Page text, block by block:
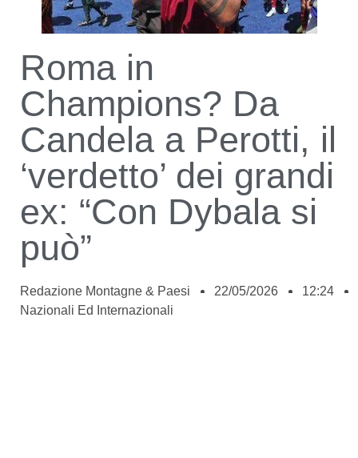
Roma in
Champions? Da
Candela a Perotti, il
‘verdetto’ dei grandi
ex: “Con Dybala si
può”
Redazione Montagne & Paesi 22/05/2026
12:24
Nazionali Ed Internazionali